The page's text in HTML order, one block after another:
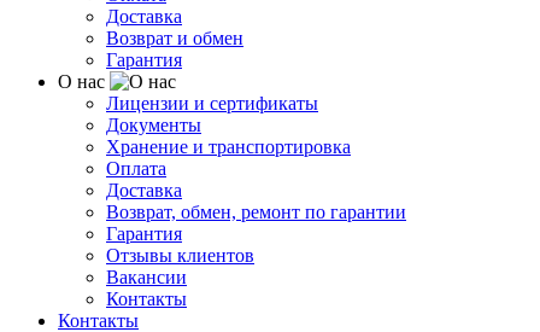
Доставка
Возврат и обмен
Гарантия
О нас
Лицензии и сертификаты
Документы
Хранение и транспортировка
Оплата
Доставка
Возврат, обмен, ремонт по гарантии
Гарантия
Отзывы клиентов
Вакансии
Контакты
Контакты